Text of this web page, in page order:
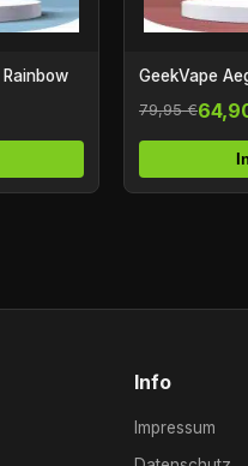
GeekVape
79,95 €
Info
Impressum